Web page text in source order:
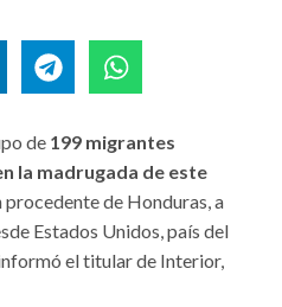
de 199 migrantes
la madrugada de este
procedente de Honduras, a
Estados Unidos, país del
el titular de Interior,